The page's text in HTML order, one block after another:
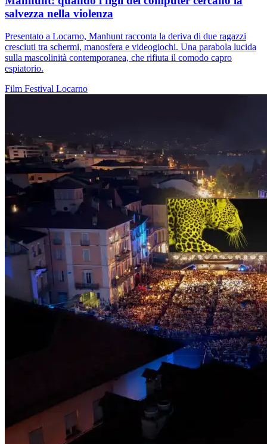
salvezza nella violenza
Presentato a Locarno, Manhunt racconta la deriva di due ragazzi
cresciuti tra schermi, manosfera e videogiochi. Una parabola lucida
sulla mascolinità contemporanea, che rifiuta il comodo capro
espiatorio.
Film Festival Locarno